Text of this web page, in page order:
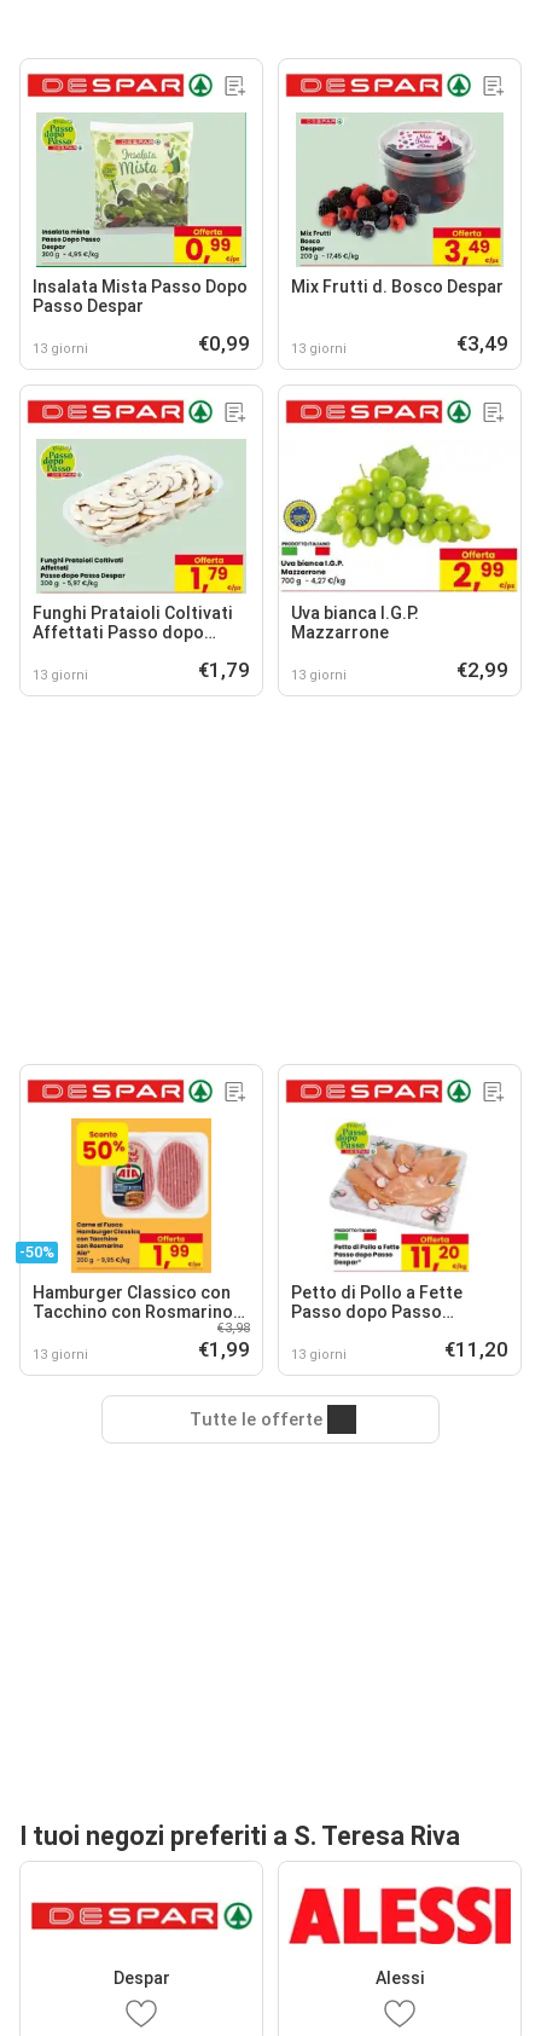
Insalata Mista Passo Dopo
Passo Despar
13 giorni €0,99
Mix Frutti d. Bosco Despar
13 giorni €3,49
Funghi Prataioli Coltivati
Affettati Passo dopo
13 giorni €1,79
Uva bianca I.G.P.
Mazzarrone
13 giorni €2,99
-50%
Hamburger Classico con
Tacchino con Rosmarino
13 giorni
€3,98
€1,99
Petto di Pollo a Fette
Passo dopo Passo
13 giorni €11,20
Tutte le offerte
I tuoi negozi preferiti a S. Teresa Riva
Despar Alessi